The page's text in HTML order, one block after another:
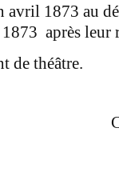
avril 1873 au
après leur
de théâtre.